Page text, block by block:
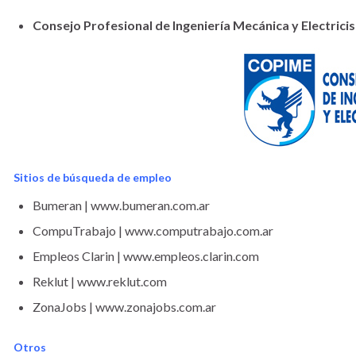
Consejo Profesional de Ingeniería Mecánica y
Sitios de búsqueda de empleo
Bumeran | www.bumeran.com.ar
CompuTrabajo | www.computrabajo.com.ar
Empleos Clarin | www.empleos.clarin.com
Reklut | www.reklut.com
ZonaJobs | www.zonajobs.com.ar
Otros